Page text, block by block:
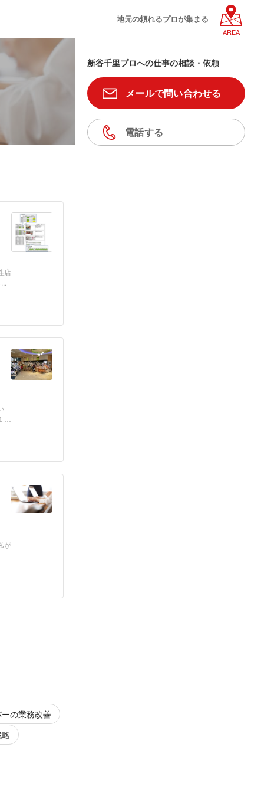
地元の頼れるプロが集まる
AREA
店
が
の業務改善
新谷千里プロへの仕事の相談・依頼
メールで問い合わせる
電話する